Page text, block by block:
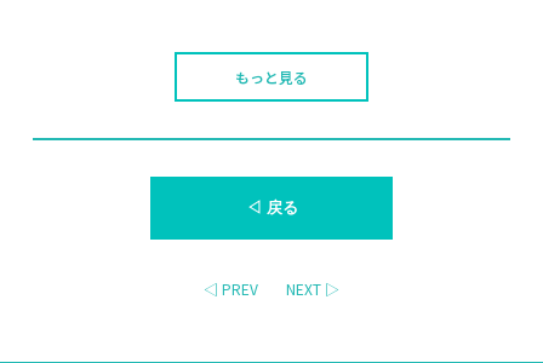
もっと見る
◁ 戻る
◁ PREV NEXT ▷